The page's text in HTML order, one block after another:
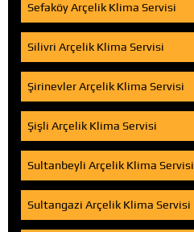
Sefaköy Arçelik Klima Servisi
Silivri Arçelik Klima Servisi
Şirinevler Arçelik Klima Servisi
Şişli Arçelik Klima Servisi
Sultanbeyli Arçelik Klima Servisi
Sultangazi Arçelik Klima Servisi